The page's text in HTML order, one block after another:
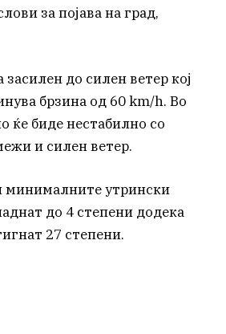
за појава на град,
до силен ветер кој
брзина од 60 km/h. Во
ќе биде нестабилно со
и силен ветер.
минималните утрински
до 4 степени додека
27 степени.